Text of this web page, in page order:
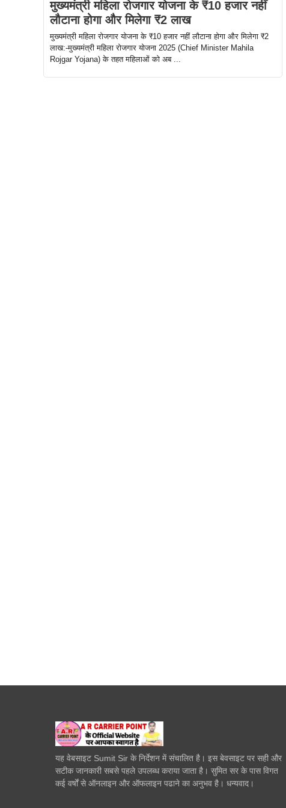
मुख्यमंत्री महिला रोजगार योजना के ₹10 हजार नहीं
लौटाना होगा और मिलेगा ₹2 लाख
मुख्यमंत्री महिला रोजगार योजना के ₹10 हजार नहीं लौटाना होगा और मिलेगा ₹2
लाख:-मुख्यमंत्री महिला रोजगार योजना 2025 (Chief Minister Mahila
Rojgar Yojana) के तहत महिलाओं को अब ...
यह वेबसाइट Sumit Sir के निर्देशन में संचालित है। इस बेवसाइट पर सही और
सटीक जानकारी सबसे पहले उपलब्ध कराया जाता है। सुमित सर के पास विगत
कई वर्षों से ऑनलाइन और ऑफलाइन पढाने का अनुभव है। धन्यवाद।